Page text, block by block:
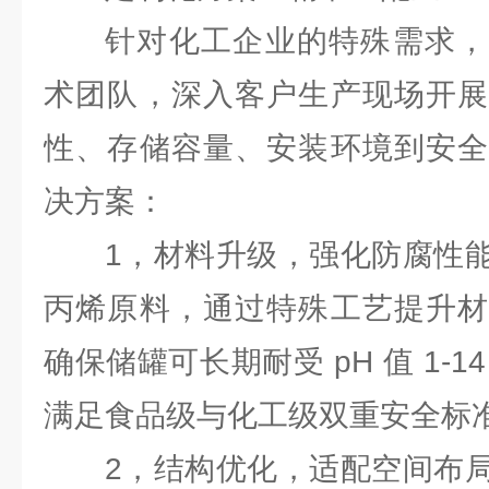
针对化工企业的特殊需求
术团队，深入客户生产现场开
性、存储容量、安装环境到安
决方案：
1，材料升级，强化防腐性
丙烯原料，通过特殊工艺提升
确保储罐可长期耐受 pH 值 1-
满足食品级与化工级双重安全标
2，结构优化，适配空间布